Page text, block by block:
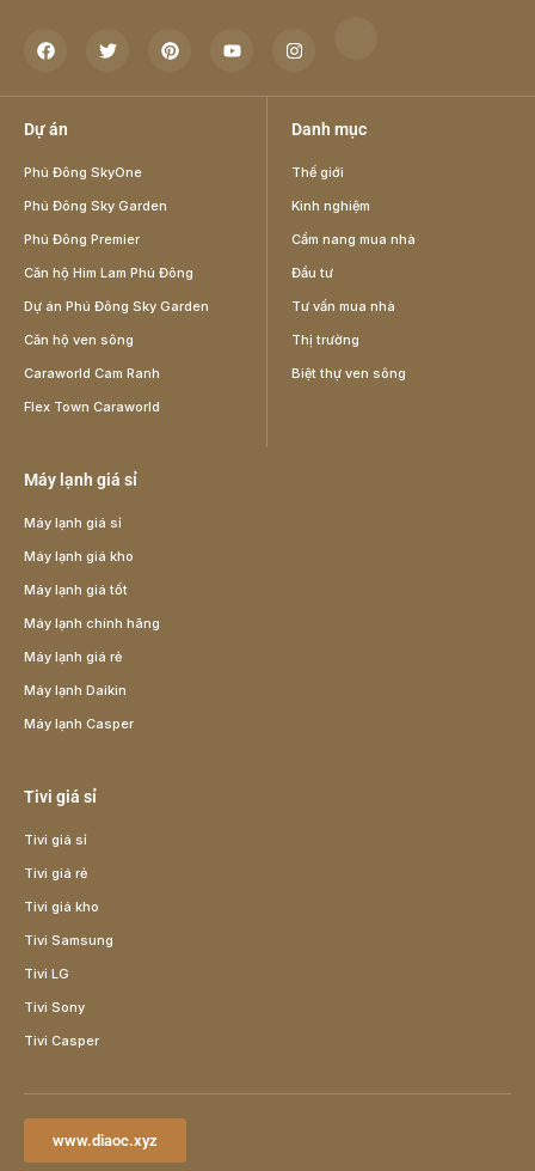
Dự án
Phú Đông SkyOne
Phú Đông Sky Garden
Phú Đông Premier
Căn hộ Him Lam Phú Đông
Dự án Phú Đông Sky Garden
Căn hộ ven sông
Caraworld Cam Ranh
Flex Town Caraworld
Danh mục
Thế giới
Kinh nghiệm
Cẩm nang mua nhà
Đầu tư
Tư vấn mua nhà
Thị trường
Biệt thự ven sông
Máy lạnh giá sỉ
Máy lạnh giá sỉ
Máy lạnh giá kho
Máy lạnh giá tốt
Máy lạnh chính hãng
Máy lạnh giá rẻ
Máy lạnh Daikin
Máy lạnh Casper
Tivi giá sỉ
Tivi giá sỉ
Tivi giá rẻ
Tivi giá kho
Tivi Samsung
Tivi LG
Tivi Sony
Tivi Casper
www.diaoc.xyz